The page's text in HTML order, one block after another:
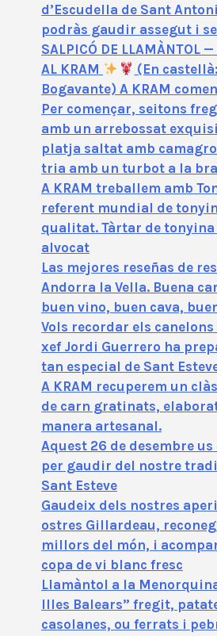
d’Escudella de Sant
podràs gaudir assegut i
SALPICÓ DE LLAMÀNTOL
AL KRAM
(En
Bogavante) A KRAM
Per començar, seitons
amb un arrebossat
platja saltat amb
tria amb un turbot a la
A KRAM treballem amb
referent mundial de
qualitat. Tàrtar de tonyina
alvocat
Las mejores reseñas de
Andorra la Vella. Buena
buen vino, buen cava,
Vols recordar els
xef Jordi Guerrero ha
tan especial de Sant
A KRAM recuperem un
de carn gratinats,
manera artesanal.
Aquest 26 de desembre us
per gaudir del nostre
Sant Esteve
Gaudeix dels nostres
ostres Gillardeau,
millors del món, i
copa de vi blanc fresc
Llamàntol a la
Illes Balears” fregit,
casolanes, ou ferrats i